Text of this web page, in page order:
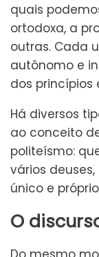
quais
ortodoxa, a
outras. Cada
autônomo e
dos princípios
Há diversos
ao conceito
politeísmo:
vários
único e
O